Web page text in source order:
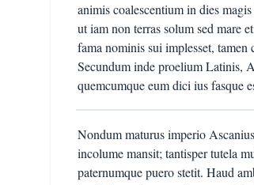
animis coalescentium in dies
ut iam non terras solum sed mare
fama nominis sui implesset,
Secundum inde proelium Latinis,
quemcumque eum dici ius fasque
Nondum maturus imperio
incolume mansit; tantisper tutela
paternumque puero stetit. Haud